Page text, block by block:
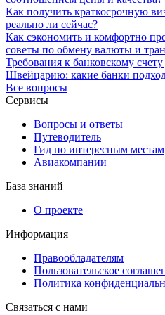
Как получить краткосрочную
реально ли сейчас?
Как сэкономить и комфортно
советы по обмену валюты и
Требования к банковскому
Швейцарию: какие банки
Все вопросы
Сервисы
Вопросы и ответы
Путеводитель
Гид по интересным местам
Авиакомпании
База знаний
О проекте
Информация
Правообладателям
Пользовательское
Политика
Связаться с нами